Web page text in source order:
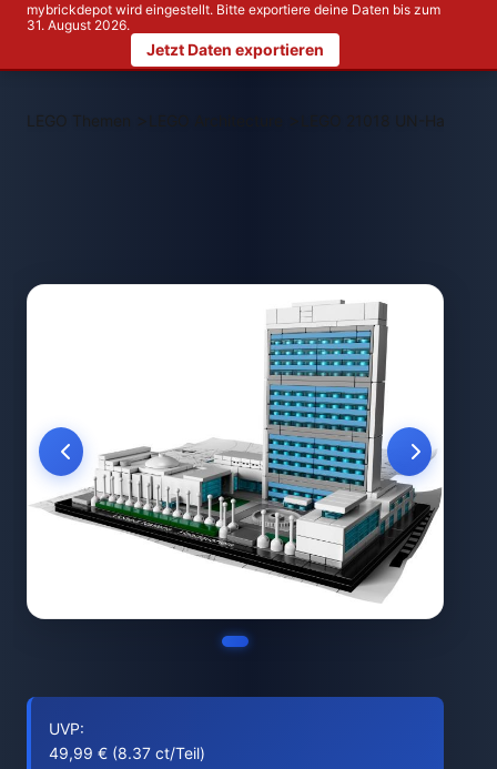
mybrickdepot wird eingestellt. Bitte exportiere deine Daten bis zum
31. August 2026.
Jetzt Daten exportieren
LEGO Themen > LEGO 21018 UN-
UVP:
49,99 € (8.37 ct/Teil)